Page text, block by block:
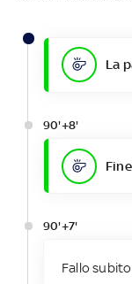
La
90'+8'
90'+7'
Fallo